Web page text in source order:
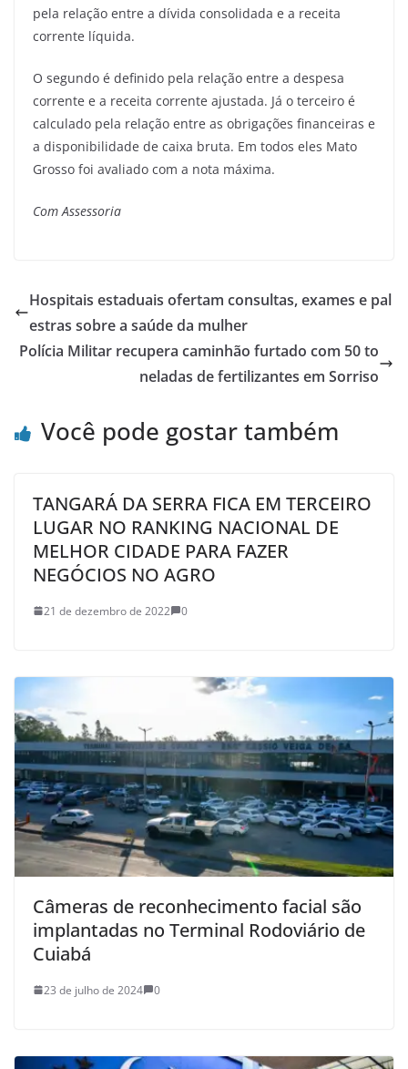
pela relação entre a dívida consolidada e a receita
corrente líquida.
O segundo é definido pela relação entre a despesa
corrente e a receita corrente ajustada. Já o terceiro é
calculado pela relação entre as obrigações financeiras e
a disponibilidade de caixa bruta. Em todos eles Mato
Grosso foi avaliado com a nota máxima.
Com Assessoria
Hospitais estaduais ofertam consultas, exames e pal
estras sobre a saúde da mulher
Polícia Militar recupera caminhão furtado com 50 to
neladas de fertilizantes em Sorriso
Você pode gostar também
TANGARÁ DA SERRA FICA EM TERCEIRO
LUGAR NO RANKING NACIONAL DE
MELHOR CIDADE PARA FAZER
NEGÓCIOS NO AGRO
21 de dezembro de 2022 0
Câmeras de reconhecimento facial são
implantadas no Terminal Rodoviário de
Cuiabá
23 de julho de 2024 0